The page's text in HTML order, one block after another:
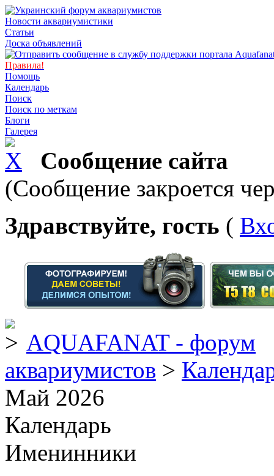
Новости аквариумистики
Статьи
Доска объявлений
Правила!
Помощь
Календарь
Поиск
Поиск по меткам
Блоги
Галерея
Сообщение сайта
(Сообщение закроется
Здравствуйте, гость (
AQUAFANAT - форум
аквариумистов >
Май 2026
Календарь
Именинники